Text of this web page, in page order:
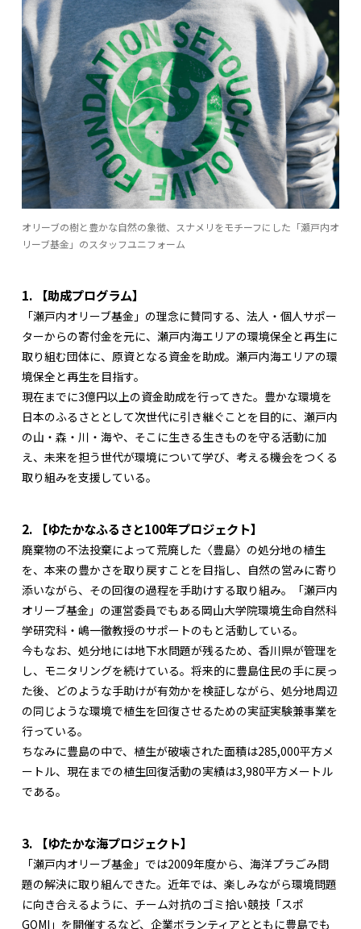
オリーブの樹と豊かな自然の象徴、スナメリをモチーフにした「瀬戸内オ
リーブ基金」のスタッフユニフォーム
1. 【助成プログラム】
「瀬戸内オリーブ基金」の理念に賛同する、法人・個人サポー
ターからの寄付金を元に、瀬戸内海エリアの環境保全と再生に
取り組む団体に、原資となる資金を助成。瀬戸内海エリアの環
境保全と再生を目指す。
現在までに3億円以上の資金助成を行ってきた。豊かな環境を
日本のふるさととして次世代に引き継ぐことを目的に、瀬戸内
の山・森・川・海や、そこに生きる生きものを守る活動に加
え、未来を担う世代が環境について学び、考える機会をつくる
取り組みを支援している。
2. 【ゆたかなふるさと100年プロジェクト】
廃棄物の不法投棄によって荒廃した〈豊島〉の処分地の植生
を、本来の豊かさを取り戻すことを目指し、自然の営みに寄り
添いながら、その回復の過程を手助けする取り組み。「瀬戸内
オリーブ基金」の運営委員でもある岡山大学院環境生命自然科
学研究科・嶋一徹教授のサポートのもと活動している。
今もなお、処分地には地下水問題が残るため、香川県が管理を
し、モニタリングを続けている。将来的に豊島住民の手に戻っ
た後、どのような手助けが有効かを検証しながら、処分地周辺
の同じような環境で植生を回復させるための実証実験兼事業を
行っている。
ちなみに豊島の中で、植生が破壊された面積は285,000平方メ
ートル、現在までの植生回復活動の実績は3,980平方メートル
である。
3. 【ゆたかな海プロジェクト】
「瀬戸内オリーブ基金」では2009年度から、海洋プラごみ問
題の解決に取り組んできた。近年では、楽しみながら環境問題
に向き合えるように、チーム対抗のゴミ拾い競技「スポ
GOMI」を開催するなど、企業ボランティアとともに豊島でも